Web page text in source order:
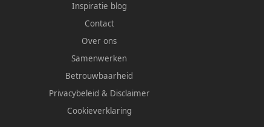
Inspiratie blog
Contact
Over ons
Samenwerken
Betrouwbaarheid
Privacybeleid & Disclaimer
Cookieverklaring